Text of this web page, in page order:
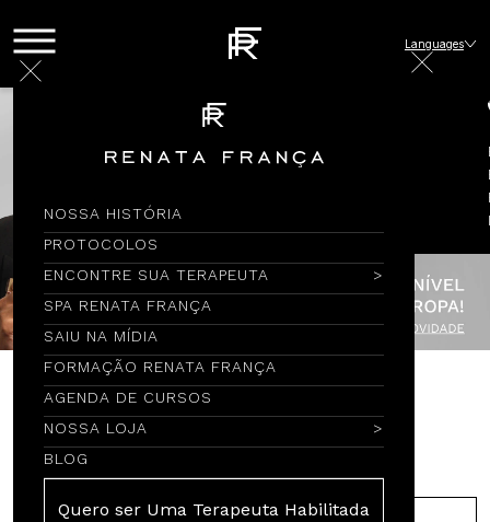
NOSSA HISTÓRIA
PROTOCOLOS
ENCONTRE SUA TERAPEUTA
SPA RENATA FRANÇA
SAIU NA MÍDIA
FORMAÇÃO RENATA FRANÇA
AGENDA DE CURSOS
NOSSA LOJA
BLOG
Quero ser Uma Terapeuta Habilitada
Languages
Encontre por Nome
COMPRE NA EUROPA